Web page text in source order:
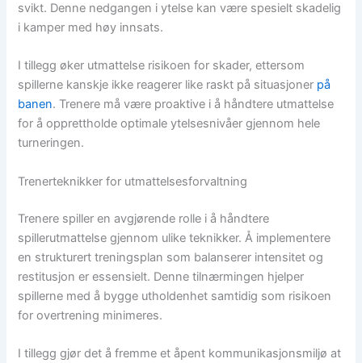
svikt. Denne nedgangen i ytelse kan være spesielt skadelig
i kamper med høy innsats.
I tillegg øker utmattelse risikoen for skader, ettersom
spillerne kanskje ikke reagerer like raskt på situasjoner på
banen. Trenere må være proaktive i å håndtere utmattelse
for å opprettholde optimale ytelsesnivåer gjennom hele
turneringen.
Trenerteknikker for utmattelsesforvaltning
Trenere spiller en avgjørende rolle i å håndtere
spillerutmattelse gjennom ulike teknikker. Å implementere
en strukturert treningsplan som balanserer intensitet og
restitusjon er essensielt. Denne tilnærmingen hjelper
spillerne med å bygge utholdenhet samtidig som risikoen
for overtrening minimeres.
I tillegg gjør det å fremme et åpent kommunikasjonsmiljø at